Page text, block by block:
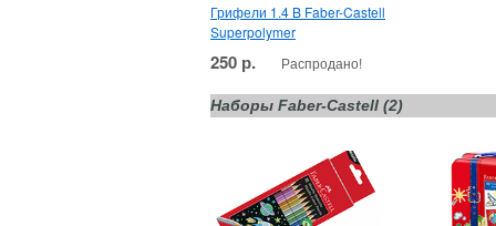
Грифели 1.4 B Faber-Castell
Superpolymer
250 р. Распродано!
Наборы Faber-Castell (2)